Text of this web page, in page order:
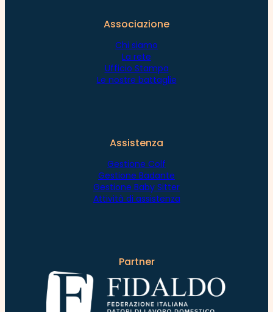
Associazione
Chi siamo
La rete
Ufficio Stampa
Le nostre battaglie
Assistenza
Gestione Colf
Gestione Badante
Gestione Baby Sitter
Attività di assistenza
Partner